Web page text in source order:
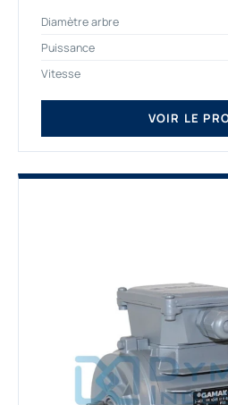
depuis de nombreuses...
Diamètre arbre
Puissance
Vitesse
VOIR LE